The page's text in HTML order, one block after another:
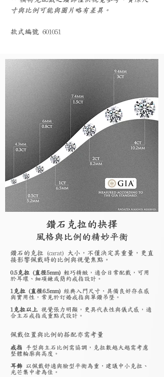
寸與比例可能與圖片略有差異。
款式編號 601051
鑽石克拉的抉擇
風格與比例的精妙平衡
鑽石的克拉 (carat) 大小，不僅決定其重量，更直
接影響佩戴時的比例與視覺焦點。
0.5克拉 (直徑5mm) 輕巧精緻，適合日常配戴，可用
於耳環、細項鍊或簡約戒指設計。
1克拉 (直徑6.5mm) 經典入門尺寸，具備良好存在感
與實用性，常見於訂婚戒指與單鑽吊墜。
1克拉以上 視覺張力明顯，更具代表性與儀式感，適
合主石戒指或重點式設計。
佩戴位置與比例的搭配亦需考量
戒指 手型與主石比例需協調，克拉數越大越需考慮
整體輪廓與高度。
耳飾 以佩戴舒適與臉型平衡為重，建議中小克拉、
光芒集中者為佳。